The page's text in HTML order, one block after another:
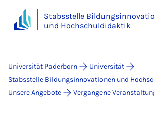
Stabsstelle
und Hochschuldidaktik
Universität Paderborn
Universität
Stabsstelle Bildungsinnovationen und
Unsere Angebote
Vergangene